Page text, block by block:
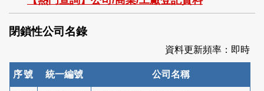
索
閉鎖性公司名錄
資料更新頻率：即時
序號 統一編號 公司名稱